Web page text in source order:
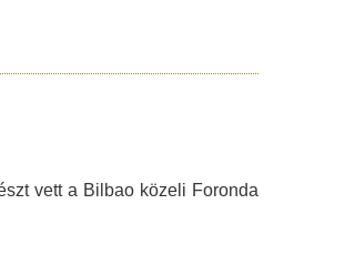
vett a Bilbao közeli Foronda